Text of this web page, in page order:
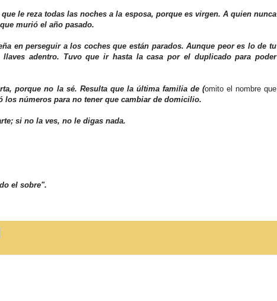
le reza todas las noches a la esposa, porque es virgen. A quien nunca
murió el año pasado.
en perseguir a los coches que están parados. Aunque peor es lo de tu
adentro. Tuvo que ir hasta la casa por el duplicado para poder
porque no la sé. Resulta que la última familia de (omito el nombre que
los números para no tener que cambiar de domicilio.
si no la ves, no le digas nada.
el sobre".